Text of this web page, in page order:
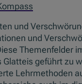
und
und
Themenfelder
geführt zu
Lehrmethoden